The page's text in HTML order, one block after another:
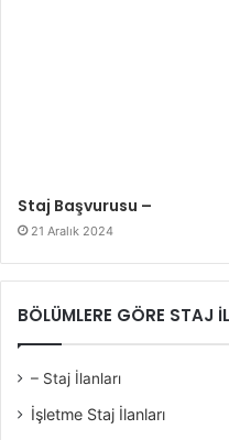
Staj Başvurusu –
21 Aralık 2024
BÖLÜMLERE GÖRE STAJ
– Staj İlanları
İşletme Staj İlanları